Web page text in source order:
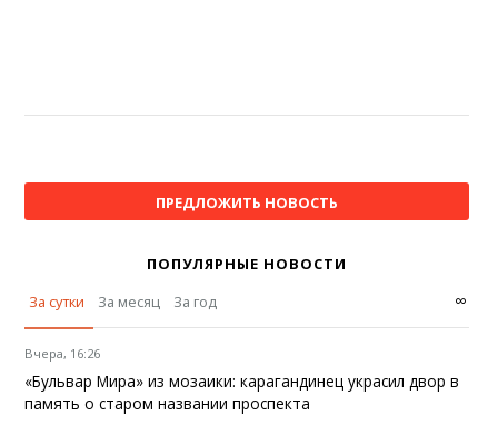
ПРЕДЛОЖИТЬ НОВОСТЬ
ПОПУЛЯРНЫЕ НОВОСТИ
За сутки
За месяц За год ∞
Вчера, 16:26
«Бульвар Мира» из мозаики: карагандинец украсил двор в
память о старом названии проспекта